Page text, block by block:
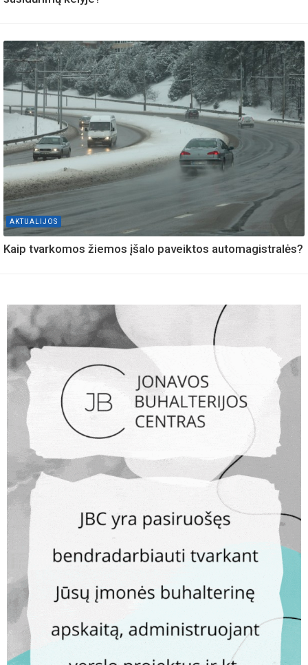
AKTUALIJOS
Kaip tvarkomos žiemos įšalo paveiktos automagistralės?